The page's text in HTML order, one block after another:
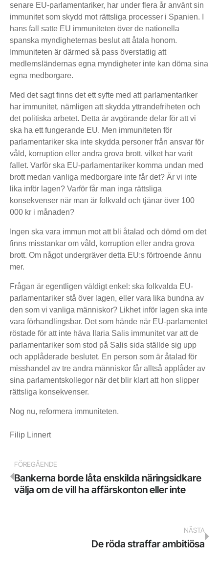
senare EU-parlamentariker, har under flera år använt sin
immunitet som skydd mot rättsliga processer i Spanien. I
hans fall satte EU immuniteten över de nationella
spanska myndigheternas beslut att åtala honom.
Immuniteten är därmed så pass överstatlig att
medlemsländernas egna myndigheter inte kan döma sina
egna medborgare.
Med det sagt finns det ett syfte med att parlamentariker
har immunitet, nämligen att skydda yttrandefriheten och
det politiska arbetet. Detta är avgörande delar för att vi
ska ha ett fungerande EU. Men immuniteten för
parlamentariker ska inte skydda personer från ansvar för
våld, korruption eller andra grova brott, vilket har varit
fallet. Varför ska EU-parlamentariker komma undan med
brott medan vanliga medborgare inte får det? Är vi inte
lika inför lagen? Varför får man inga rättsliga
konsekvenser när man är folkvald och tjänar över 100
000 kr i månaden?
Ingen ska vara immun mot att bli åtalad och dömd om det
finns misstankar om våld, korruption eller andra grova
brott. Om något undergräver detta EU:s förtroende ännu
mer.
Frågan är egentligen väldigt enkel: ska folkvalda EU-
parlamentariker stå över lagen, eller vara lika bundna av
den som vi vanliga människor? Likhet inför lagen ska inte
vara förhandlingsbar. Det som hände när EU-parlamentet
röstade för att inte häva Ilaria Salis immunitet var att de
parlamentariker som stod på Salis sida ställde sig upp
och applåderade beslutet. En person som är åtalad för
misshandel av tre andra människor får alltså applåder av
sina parlamentskollegor när det blir klart att hon slipper
rättsliga konsekvenser.
Nog nu, reformera immuniteten.
Filip Linnert
FÖREGÅENDE
Bankerna borde låta enskilda näringsidkare
välja om de vill ha affärskonton eller inte
NÄSTA
De röda straffar ambitiösa